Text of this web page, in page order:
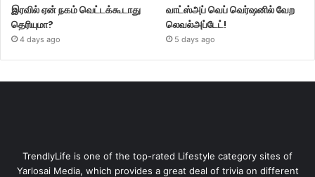
இரவில் ஏன் நகம் வெட்டக்கூடாது
தெரியுமா?
4 days ago
வாட்ஸ்அப் வெப் வெர்ஷனில் வேற
லெவல்அப்டேட்!
5 days ago
TrendlyLife is one of the top-rated Lifestyle category sites of
Yarlosai Media, which provides a great deal of trivia on different